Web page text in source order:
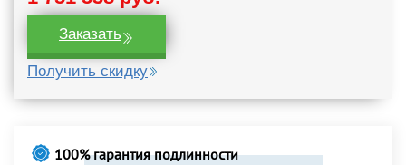
Заказать
Получить скидку
100% гарантия подлинности